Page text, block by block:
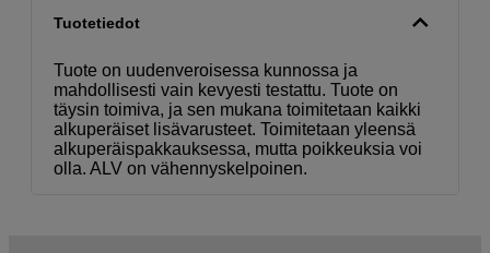
Tuotetiedot
Tuote on uudenveroisessa kunnossa ja
mahdollisesti vain kevyesti testattu. Tuote on
täysin toimiva, ja sen mukana toimitetaan kaikki
alkuperäiset lisävarusteet. Toimitetaan yleensä
alkuperäispakkauksessa, mutta poikkeuksia voi
olla. ALV on vähennyskelpoinen.